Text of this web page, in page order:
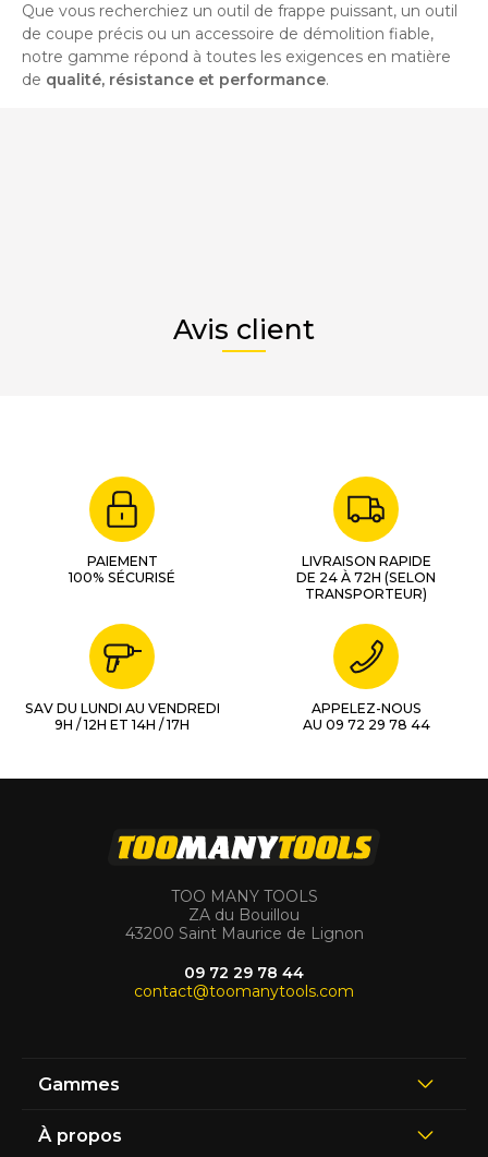
Que vous recherchiez un outil de frappe puissant, un outil
de coupe précis ou un accessoire de démolition fiable,
notre gamme répond à toutes les exigences en matière
de qualité, résistance et performance.
Avis client
PAIEMENT
100% SÉCURISÉ
LIVRAISON RAPIDE
DE 24 À 72H (SELON
TRANSPORTEUR)
SAV DU LUNDI AU VENDREDI
9H / 12H ET 14H / 17H
APPELEZ-NOUS
AU 09 72 29 78 44
TOO MANY TOOLS
ZA du Bouillou
43200 Saint Maurice de Lignon
09 72 29 78 44
contact@toomanytools.com
Gammes
À propos